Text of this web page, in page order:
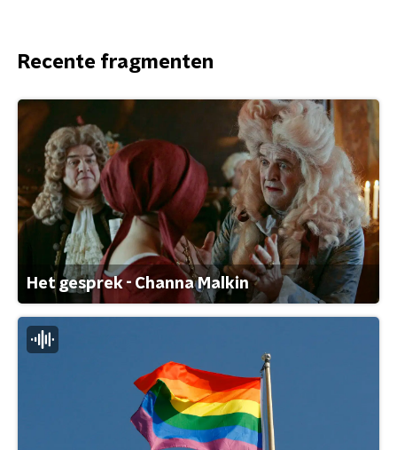
Recente fragmenten
Het gesprek - Channa Malkin